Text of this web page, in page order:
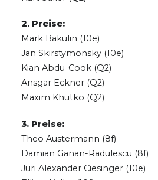
2. Preise:
Mark Bakulin (10e)
Jan Skirstymonsky (10e)
Kian Abdu-Cook (Q2)
Ansgar Eckner (Q2)
Maxim Khutko (Q2)
3. Preise:
Theo Austermann (8f)
Damian Ganan-Radulescu (8f)
Juri Alexander Ciesinger (10e)